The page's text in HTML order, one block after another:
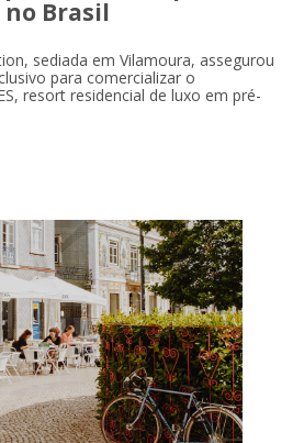
Brasil
sediada em Vilamoura, assegurou
para comercializar o
resort residencial de luxo em pré-